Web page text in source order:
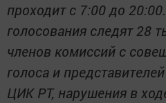
проходит с 7:00 до
голосования следят 28
членов комиссий с
голоса и
ЦИК РТ, нарушения в